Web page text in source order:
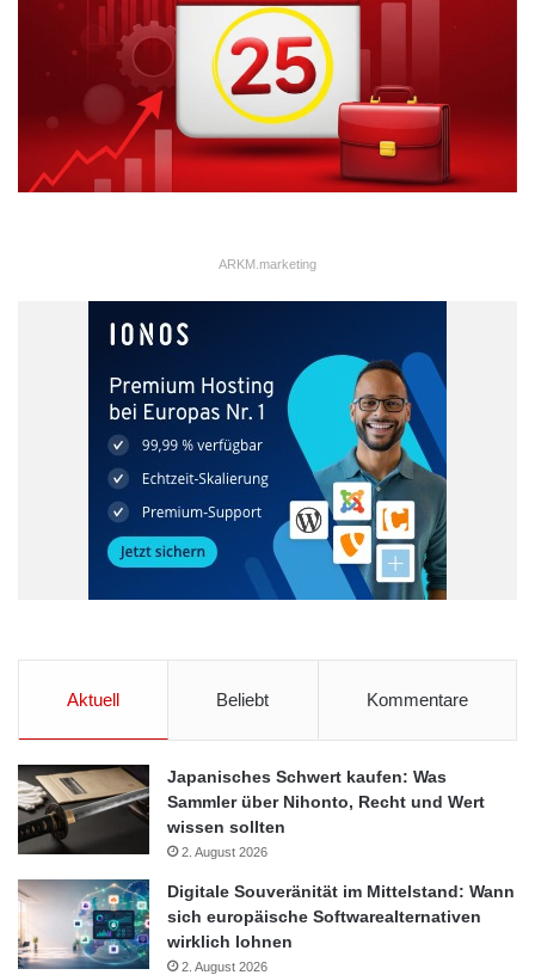
interview-mit-fondsmanager-james-ross-china-wird-die-zinsen-
aggressiv-nach-unten/api
Geldanlage Gratis Spartipps
Verbrauchertipps Vermögensaufbau
ARKM.marketing
Aktuell Beliebt Kommentare
Japanisches Schwert kaufen: Was
Sammler über Nihonto, Recht und Wert
wissen sollten
2. August 2026
Digitale Souveränität im Mittelstand: Wann
sich europäische Softwarealternativen
wirklich lohnen
2. August 2026